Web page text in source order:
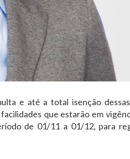
e até a total isenção
facilidades que estarão em
de 01/11 a 01/12, para